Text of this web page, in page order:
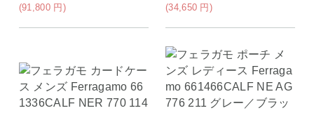
(91,800 円 )
(34,650 円 )